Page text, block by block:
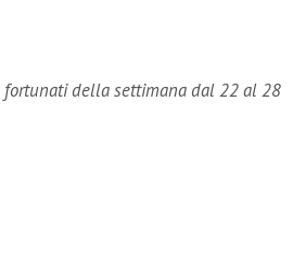
fortunati della settimana dal 22 al 28